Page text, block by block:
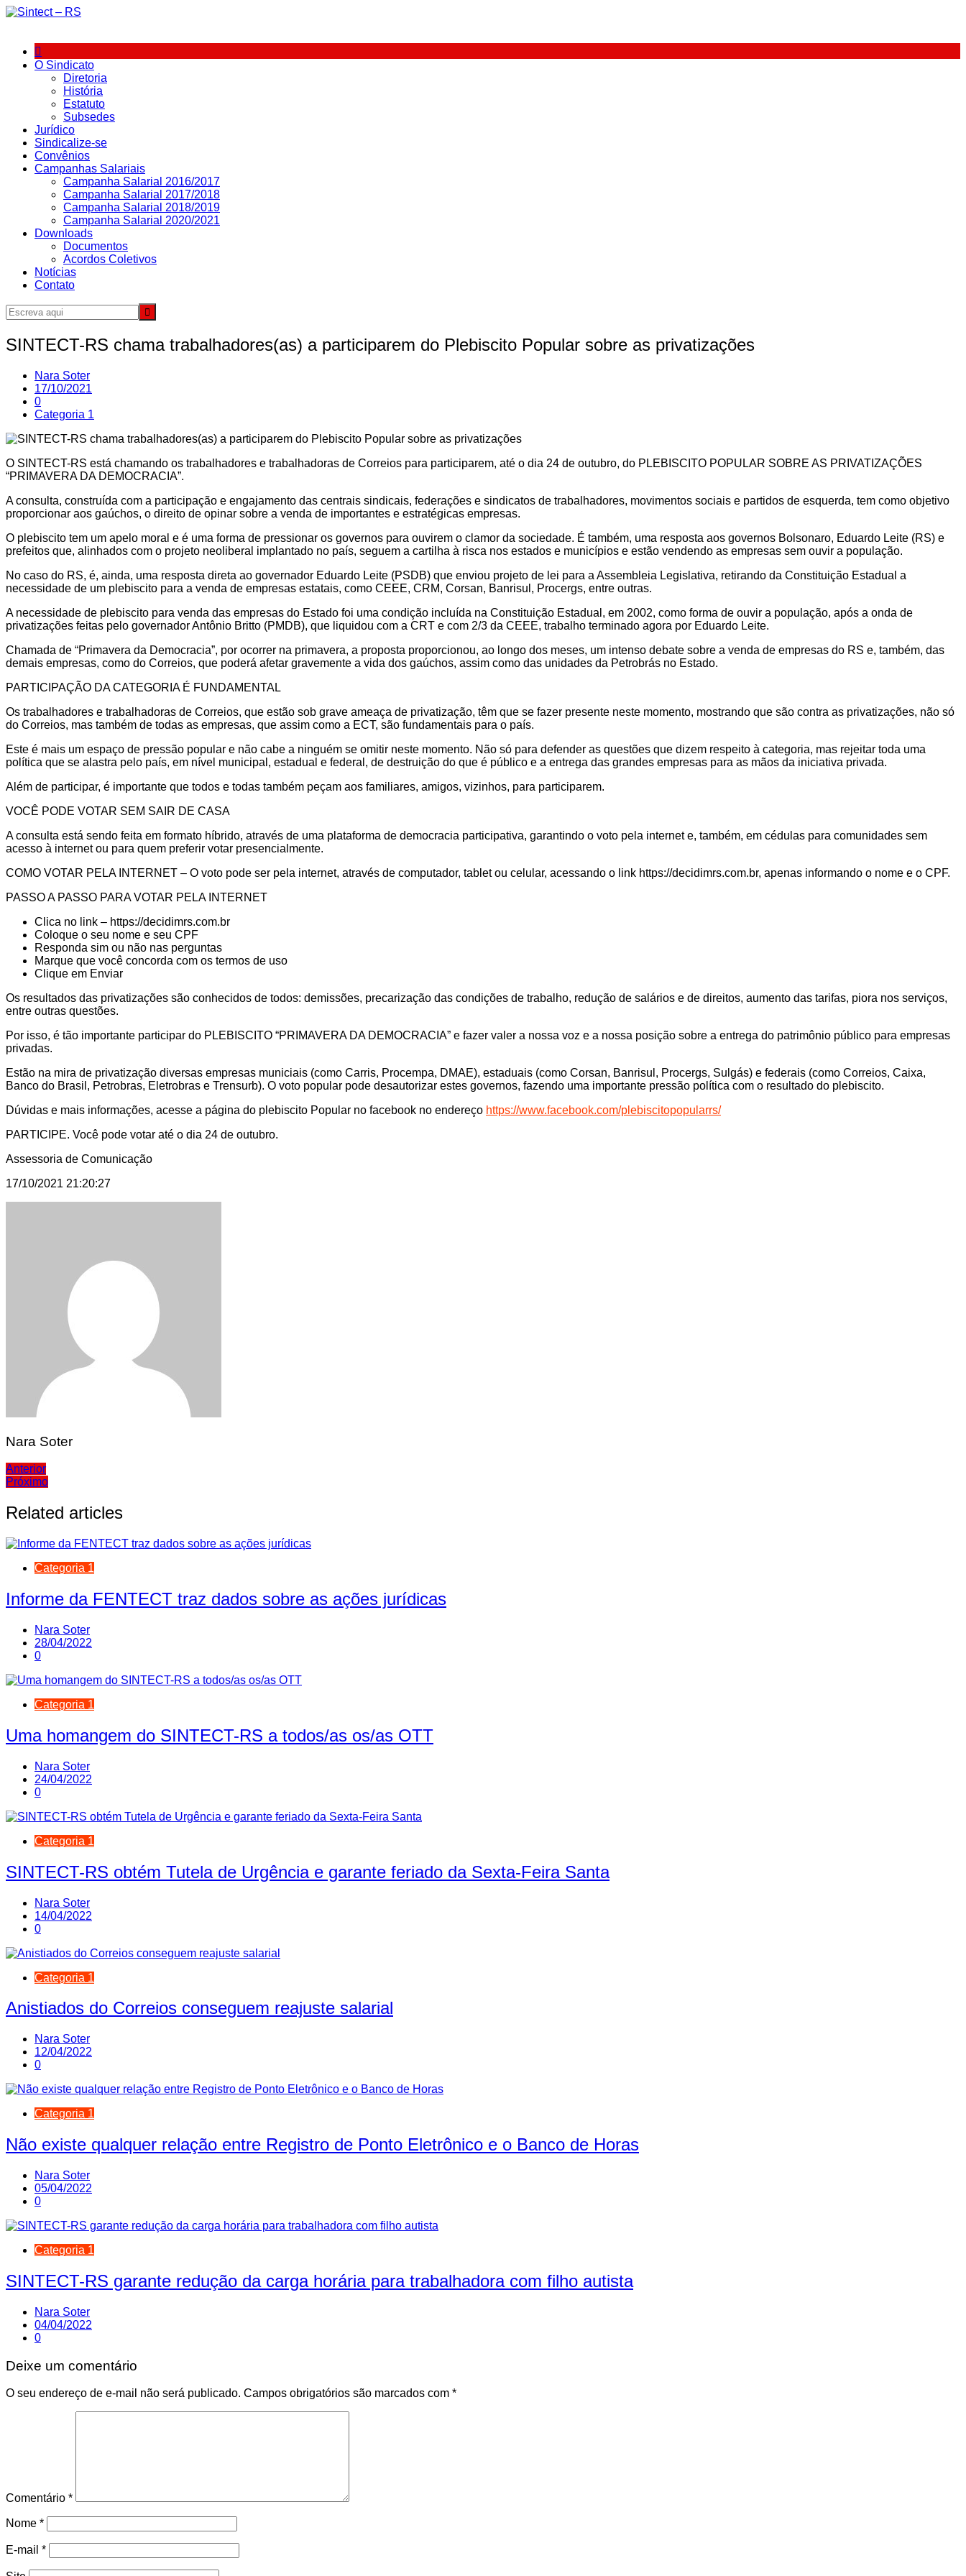
Ir
conteúdo
O Sindicato
Diretoria
História
Estatuto
Subsedes
Jurídico
Sindicalize-se
Convênios
Campanhas Salariais
Campanha Salarial 2016/2017
Campanha Salarial 2017/2018
Campanha Salarial 2018/2019
Campanha Salarial 2020/2021
Downloads
Documentos
Acordos Coletivos
Notícias
Contato
SINTECT-RS chama trabalhadores(as) a participarem do Plebiscito Popular sobre as privatizações
Nara Soter
17/10/2021
0
Categoria 1
O SINTECT-RS está chamando os trabalhadores e trabalhadoras de Correios para participarem, até o dia 24 de outubro, do PLEBISCITO POPULAR SOBRE AS PRIVATIZAÇÕES
“PRIMAVERA DA DEMOCRACIA”.
A consulta, construída com a participação e engajamento das centrais sindicais, federações e sindicatos de trabalhadores, movimentos sociais e partidos de esquerda, tem como objetivo
proporcionar aos gaúchos, o direito de opinar sobre a venda de importantes e estratégicas empresas.
O plebiscito tem um apelo moral e é uma forma de pressionar os governos para ouvirem o clamor da sociedade. É também, uma resposta aos governos Bolsonaro, Eduardo Leite (RS) e
prefeitos que, alinhados com o projeto neoliberal implantado no país, seguem a cartilha à risca nos estados e municípios e estão vendendo as empresas sem ouvir a população.
No caso do RS, é, ainda, uma resposta direta ao governador Eduardo Leite (PSDB) que enviou projeto de lei para a Assembleia Legislativa, retirando da Constituição Estadual a
necessidade de um plebiscito para a venda de empresas estatais, como CEEE, CRM, Corsan, Banrisul, Procergs, entre outras.
A necessidade de plebiscito para venda das empresas do Estado foi uma condição incluída na Constituição Estadual, em 2002, como forma de ouvir a população, após a onda de
privatizações feitas pelo governador Antônio Britto (PMDB), que liquidou com a CRT e com 2/3 da CEEE, trabalho terminado agora por Eduardo Leite.
Chamada de “Primavera da Democracia”, por ocorrer na primavera, a proposta proporcionou, ao longo dos meses, um intenso debate sobre a venda de empresas do RS e, também, das
demais empresas, como do Correios, que poderá afetar gravemente a vida dos gaúchos, assim como das unidades da Petrobrás no Estado.
PARTICIPAÇÃO DA CATEGORIA É FUNDAMENTAL
Os trabalhadores e trabalhadoras de Correios, que estão sob grave ameaça de privatização, têm que se fazer presente neste momento, mostrando que são contra as privatizações, não só
do Correios, mas também de todas as empresas, que assim como a ECT, são fundamentais para o país.
Este é mais um espaço de pressão popular e não cabe a ninguém se omitir neste momento. Não só para defender as questões que dizem respeito à categoria, mas rejeitar toda uma
política que se alastra pelo país, em nível municipal, estadual e federal, de destruição do que é público e a entrega das grandes empresas para as mãos da iniciativa privada.
Além de participar, é importante que todos e todas também peçam aos familiares, amigos, vizinhos, para participarem.
VOCÊ PODE VOTAR SEM SAIR DE CASA
A consulta está sendo feita em formato híbrido, através de uma plataforma de democracia participativa, garantindo o voto pela internet e, também, em cédulas para comunidades sem
acesso à internet ou para quem preferir votar presencialmente.
COMO VOTAR PELA INTERNET – O voto pode ser pela internet, através de computador, tablet ou celular, acessando o link https://decidimrs.com.br, apenas informando o nome e o CPF.
PASSO A PASSO PARA VOTAR PELA INTERNET
Clica no link – https://decidimrs.com.br
Coloque o seu nome e seu CPF
Responda sim ou não nas perguntas
Marque que você concorda com os termos de uso
Clique em Enviar
Os resultados das privatizações são conhecidos de todos: demissões, precarização das condições de trabalho, redução de salários e de direitos, aumento das tarifas, piora nos serviços,
entre outras questões.
Por isso, é tão importante participar do PLEBISCITO “PRIMAVERA DA DEMOCRACIA” e fazer valer a nossa voz e a nossa posição sobre a entrega do patrimônio público para empresas
privadas.
Estão na mira de privatização diversas empresas municiais (como Carris, Procempa, DMAE), estaduais (como Corsan, Banrisul, Procergs, Sulgás) e federais (como Correios, Caixa,
Banco do Brasil, Petrobras, Eletrobras e Trensurb). O voto popular pode desautorizar estes governos, fazendo uma importante pressão política com o resultado do plebiscito.
Dúvidas e mais informações, acesse a página do plebiscito Popular no facebook no endereço https://www.facebook.com/plebiscitopopularrs/
PARTICIPE. Você pode votar até o dia 24 de outubro.
Assessoria de Comunicação
17/10/2021 21:20:27
Nara Soter
Navegação
de
Post
Anterior
Próximo
Related articles
Categoria 1
Informe da FENTECT traz dados sobre as ações jurídicas
Nara Soter
28/04/2022
0
Categoria 1
Uma homangem do SINTECT-RS a todos/as os/as OTT
Nara Soter
24/04/2022
0
Categoria 1
SINTECT-RS obtém Tutela de Urgência e garante feriado da Sexta-Feira Santa
Nara Soter
14/04/2022
0
Categoria 1
Anistiados do Correios conseguem reajuste salarial
Nara Soter
12/04/2022
0
Categoria 1
Não existe qualquer relação entre Registro de Ponto Eletrônico e o Banco de Horas
Nara Soter
05/04/2022
0
Categoria 1
SINTECT-RS garante redução da carga horária para trabalhadora com filho autista
Nara Soter
04/04/2022
0
Deixe um comentário
O seu endereço de e-mail não será publicado. Campos obrigatórios são marcados com *
Comentário *
Nome *
E-mail *